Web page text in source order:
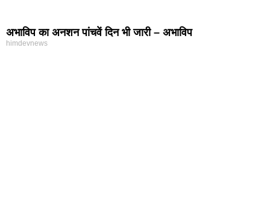
अभाविप का अनशन पांचवें दिन भी जारी – अभाविप
himdevnews